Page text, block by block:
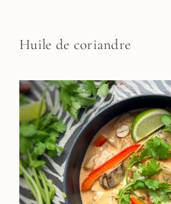
Huile de coriandre